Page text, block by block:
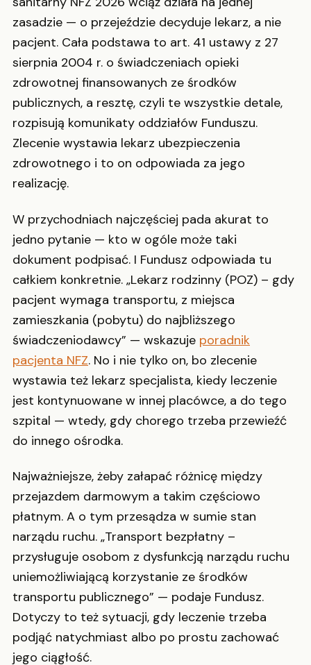
zasadzie — o przejeździe decyduje lekarz, a nie
pacjent. Cała podstawa to art. 41 ustawy z 27
sierpnia 2004 r. o świadczeniach opieki
zdrowotnej finansowanych ze środków
publicznych, a resztę, czyli te wszystkie detale,
rozpisują komunikaty oddziałów Funduszu.
Zlecenie wystawia lekarz ubezpieczenia
zdrowotnego i to on odpowiada za jego
realizację.
W przychodniach najczęściej pada akurat to
jedno pytanie — kto w ogóle może taki
dokument podpisać. I Fundusz odpowiada tu
całkiem konkretnie. „Lekarz rodzinny (POZ) – gdy
pacjent wymaga transportu, z miejsca
zamieszkania (pobytu) do najbliższego
świadczeniodawcy” — wskazuje poradnik
pacjenta NFZ. No i nie tylko on, bo zlecenie
wystawia też lekarz specjalista, kiedy leczenie
jest kontynuowane w innej placówce, a do tego
szpital — wtedy, gdy chorego trzeba przewieźć
do innego ośrodka.
Najważniejsze, żeby załapać różnicę między
przejazdem darmowym a takim częściowo
płatnym. A o tym przesądza w sumie stan
narządu ruchu. „Transport bezpłatny –
przysługuje osobom z dysfunkcją narządu ruchu
uniemożliwiającą korzystanie ze środków
transportu publicznego” — podaje Fundusz.
Dotyczy to też sytuacji, gdy leczenie trzeba
podjąć natychmiast albo po prostu zachować
jego ciągłość.